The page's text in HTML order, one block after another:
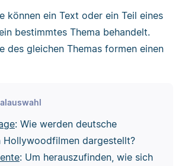
können ein Text oder ein Teil eines
bestimmtes Thema behandelt.
des gleichen Themas formen einen
: Wie werden deutsche
Hollywoodfilmen dargestellt?
: Um herauszufinden, wie sich